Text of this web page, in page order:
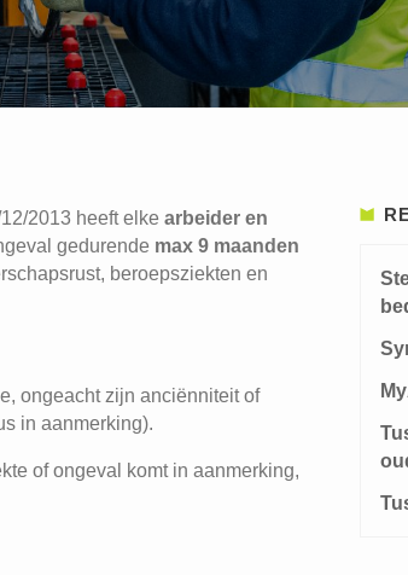
2013 heeft elke arbeider en
gedurende max 9 maanden
beroepsziekten en
ongeacht zijn anciënniteit of
in aanmerking).
of ongeval komt in aanmerking,